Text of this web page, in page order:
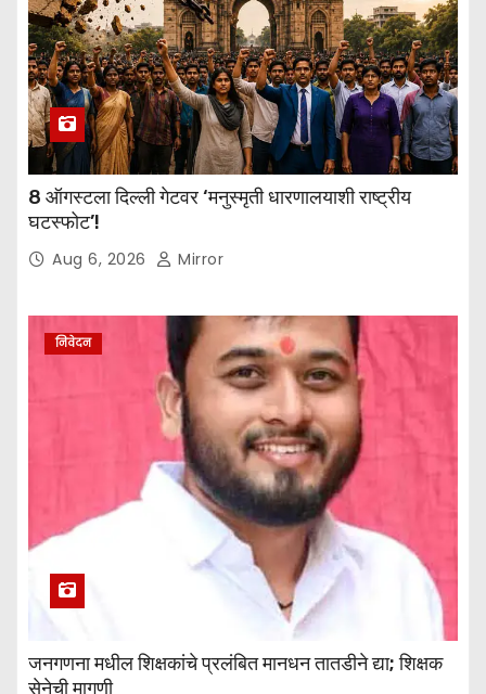
8 ऑगस्टला दिल्ली गेटवर ‘मनुस्मृती धारणालयाशी राष्ट्रीय
घटस्फोट’!
Aug 6, 2026 Mirror
निवेदन
जनगणना मधील शिक्षकांचे प्रलंबित मानधन तातडीने द्या; शिक्षक
सेनेची मागणी